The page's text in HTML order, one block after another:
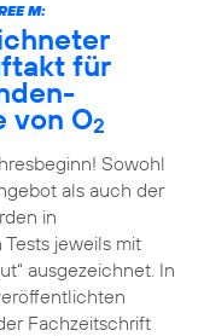
M:
für
von O2
Sowohl
als auch der
in
jeweils mit
ausgezeichnet. In
Fachzeitschrift